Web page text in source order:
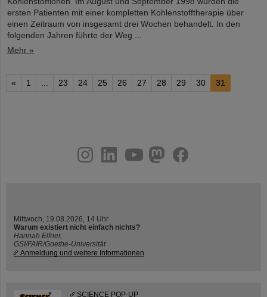
ersten Patienten mit einer kompletten Kohlenstofftherapie über
einen Zeitraum von insgesamt drei Wochen behandelt. In den
folgenden Jahren führte der Weg ...
Mehr »
« 1 23 24 25 26 27 28 29 30 31
youtube
helmholtz.social
facebook
Mittwoch, 19.08.2026, 14 Uhr
Warum existiert nicht einfach nichts?
Hannah Elfner,
GSI/FAIR/Goethe-Universität
Anmeldung und weitere Informationen
SCIENCE POP-UP